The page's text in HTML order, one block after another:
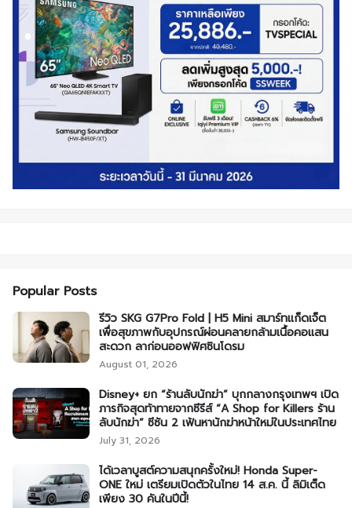
Popular Posts
รีวิว SKG G7Pro Fold | H5 Mini สมาร์ทแก็ดเจ็ต
เพื่อสุขภาพกับอุปกรณ์ผ่อนคลายกล้ามเนื้อคอแสน
สะดวก ลาก่อนออฟฟิศซินโดรม
August 01, 2026
Disney+ ยก “ร้านลับนักฆ่า” บุกกลางกรุงเทพฯ เปิด
ภารกิจสุดท้าทายจากซีรีส์ “A Shop for Killers ร้าน
ลับนักฆ่า” ซีซัน 2 เฟ้นหานักฆ่าหน้าใหม่ในประเทศไทย
July 31, 2026
ได้เวลาบูสต์ความสนุกครั้งใหม่! Honda Super-
ONE ใหม่ เตรียมเปิดตัวในไทย 14 ส.ค. นี้ ลิมิเต็ด
เพียง 30 คันในปีนี้!